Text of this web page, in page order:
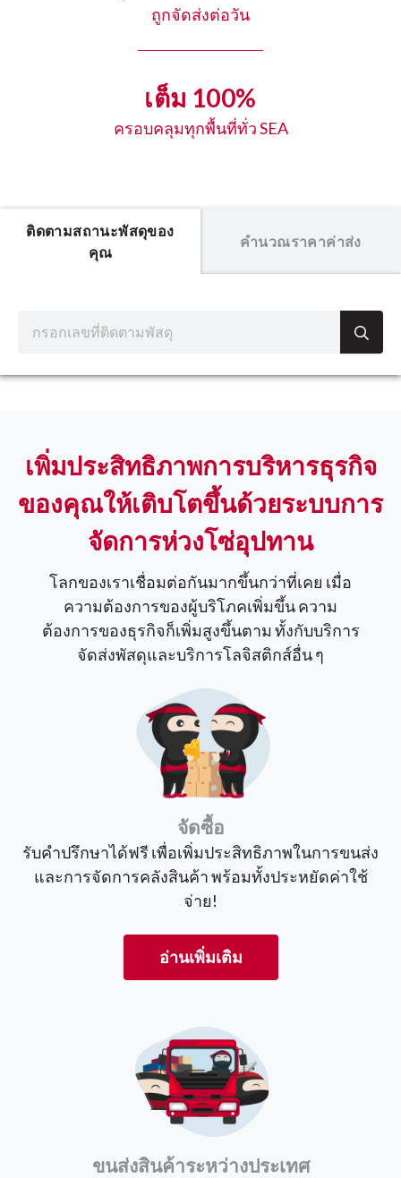
ถูกจัดส่งต่อวัน
เต็ม 100%
ครอบคลุมทุกพื้นที่ทั่ว SEA
ติดตามสถานะพัสดุของ
คุณ
คำนวณราคาค่าส่ง
เพิ่มประสิทธิภาพการบริหารธุรกิจ
ของคุณให้เติบโตขึ้นด้วยระบบการ
จัดการห่วงโซ่อุปทาน
โลกของเราเชื่อมต่อกันมากขึ้นกว่าที่เคย เมื่อ
ความต้องการของผู้บริโภคเพิ่มขึ้น ความ
ต้องการของธุรกิจก็เพิ่มสูงขึ้นตาม ทั้งกับบริการ
จัดส่งพัสดุและบริการโลจิสติกส์อื่น ๆ
จัดซื้อ
รับคำปรึกษาได้ฟรี เพื่อเพิ่มประสิทธิภาพในการขนส่ง
และการจัดการคลังสินค้า พร้อมทั้งประหยัดค่าใช้
จ่าย!
อ่านเพิ่มเติม
ขนส่งสินค้าระหว่างประเทศ